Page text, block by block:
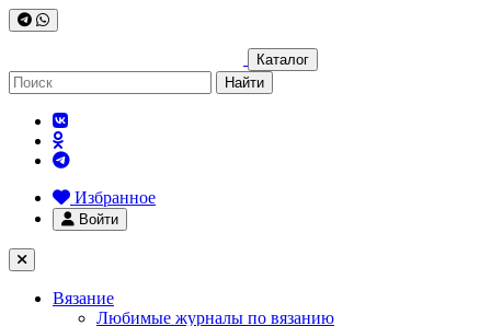
Каталог
Найти
Избранное
Войти
Вязание
Любимые журналы по вязанию